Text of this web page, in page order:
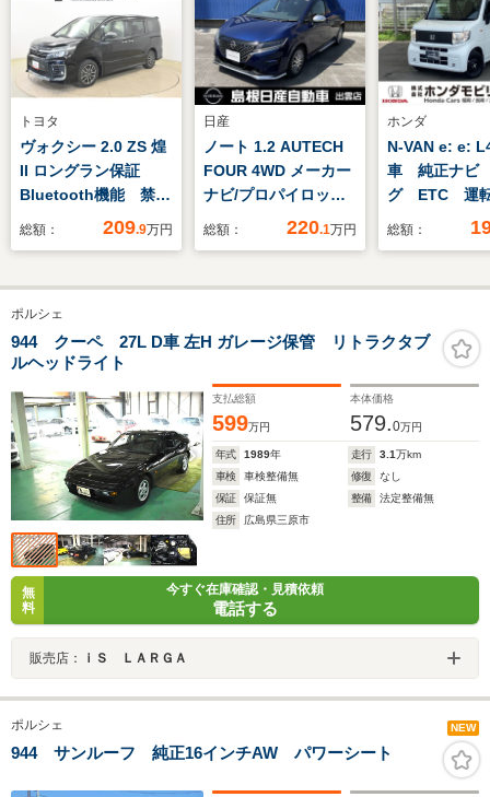
トヨタ
ヴォクシー 2.0 ZS 煌
II ロングラン保証
Bluetooth機能 禁煙
車 スマートキー ヘ
ジTV リアエアコ
ン VSC DVD再
生 CD再生
総額： 209.9万円
日産
ノート 1.2 AUTECH
FOUR 4WD メーカー
ナビ/プロパイロッ
ト/SOSコール
総額： 220.1万円
ホンダ
N-VAN e: e:
車 純正ナビ
グ ETC 運
総額：
ポルシェ
944 クーペ 27L D車 左H ガレージ保管 リトラクタブ
ルヘッドライト
支払総額
599万円
本体価格
579.0万円
年式 1989年 走行 3.1万km
車検
車検整備無 修復
なし
保証
保証無 整備
法定整備無
住所
広島県三原市
無
料
今すぐ在庫確認・見積依頼
電話する
販売店： ｉＳ ＬＡＲＧＡ
ポルシェ NEW
944 サンルーフ 純正16インチAW パワーシート